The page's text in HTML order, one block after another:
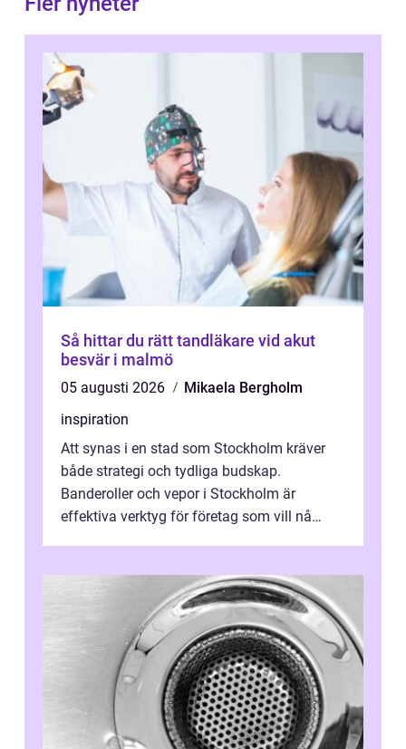
Så hittar du rätt tandläkare vid akut
besvär i malmö
05 augusti 2026
Mikaela Bergholm
inspiration
Att synas i en stad som Stockholm kräver
både strategi och tydliga budskap.
Banderoller och vepor i Stockholm är
effektiva verktyg för företag som vill nå